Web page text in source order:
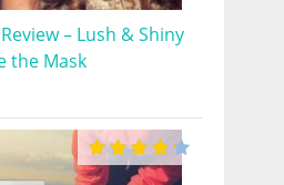
– Lush & Shiny
the Mask